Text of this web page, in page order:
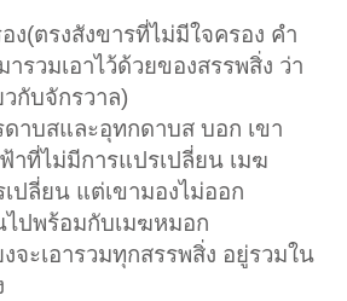
ง(ตรงสังขารที่ไม่มีใจครอง คำ
ารวมเอาไว้ด้วยของสรรพสิ่ง ว่า
กับจักรวาล)
าบสและอุทกดาบส บอก เขา
าที่ไม่มีการแปรเปลี่ยน เมฆ
ปลี่ยน แต่เขามองไม่ออก
ไปพร้อมกับเมฆหมอก
จะเอารวมทุกสรรพสิ่ง อยู่รวมใน